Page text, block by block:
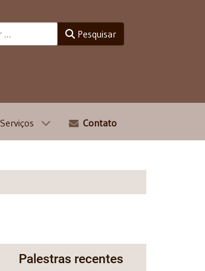
Pesquisar
Serviços Contato
Palestras recentes